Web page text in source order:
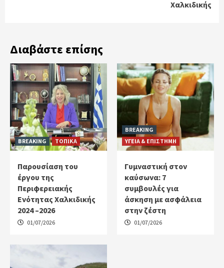
Χαλκιδικής
Διαβάστε επίσης
BREAKING ΤΟΠΙΚΑ
Παρουσίαση του
έργου της
Περιφερειακής
Ενότητας Χαλκιδικής
2024 –2026
01/07/2026
BREAKING
ΥΓΕΙΑ & ΕΠΙΣΤΗΜΗ
Γυμναστική στον
καύσωνα: 7
συμβουλές για
άσκηση με ασφάλεια
στην ζέστη
01/07/2026